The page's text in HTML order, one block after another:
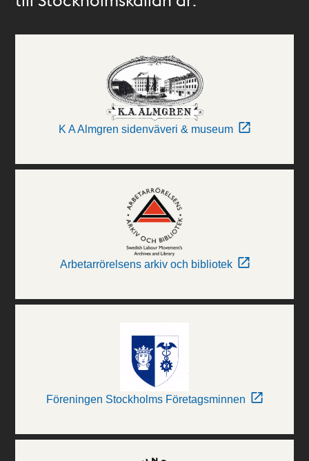
K A Almgren sidenväveri & museum
Arbetarrörelsens arkiv och bibliotek
Föreningen Stockholms Företagsminnen